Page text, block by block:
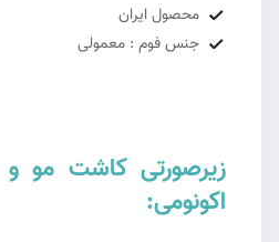
محصول ایران
جنس فوم : معمولی
زیرصورتی کاشت مو
اکونومی: